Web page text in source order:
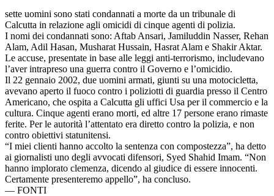
sette uomini sono stati condannati a morte da un tribunale di
Calcutta in relazione agli omicidi di cinque agenti di polizia.
I nomi dei condannati sono: Aftab Ansari, Jamiluddin Nasser, Rehan
Alam, Adil Hasan, Musharat Hussain, Hasrat Alam e Shakir Aktar.
Le accuse, presentate in base alle leggi anti-terrorismo, includevano
l’aver intrapreso una guerra contro il Governo e l’omicidio.
Il 22 gennaio 2002, due uomini armati, giunti su una motocicletta,
avevano aperto il fuoco contro i poliziotti di guardia presso il Centro
Americano, che ospita a Calcutta gli uffici Usa per il commercio e la
cultura. Cinque agenti erano morti, ed altre 17 persone erano rimaste
ferite. Per le autorità l’attentato era diretto contro la polizia, e non
contro obiettivi statunitensi.
“I miei clienti hanno accolto la sentenza con compostezza”, ha detto
ai giornalisti uno degli avvocati difensori, Syed Shahid Imam. “Non
hanno implorato clemenza, dicendo al giudice di essere innocenti.
Certamente presenteremo appello”, ha concluso.
— FONTI